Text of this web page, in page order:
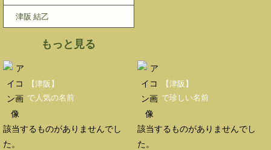
津阪 結乙
もっと見る
【津阪】
で人気の名前
該当するものがありませんでし
た。
【津阪】
で珍しい名前
該当するものがありませんでし
た。